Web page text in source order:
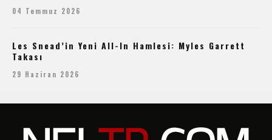
04 Temmuz 2026
Les Snead’in Yeni All-In Hamlesi: Myles Garrett
Takası
29 Haziran 2026